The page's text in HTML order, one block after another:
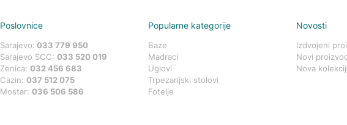
Poslovnice
Sarajevo: 033 779 950
Sarajevo SCC:033 520 019
Zenica:032 456 683
Cazin:037 512 075
Mostar:036 506 586
Popularne kategorije
Baze
Madraci
Uglovi
Trpezarijski stolovi
Fotelje
Novosti
Izdvojeni
Novi
Nova